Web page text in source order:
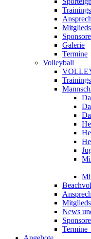
Galerie
Termine
Volleyball
News
Termine